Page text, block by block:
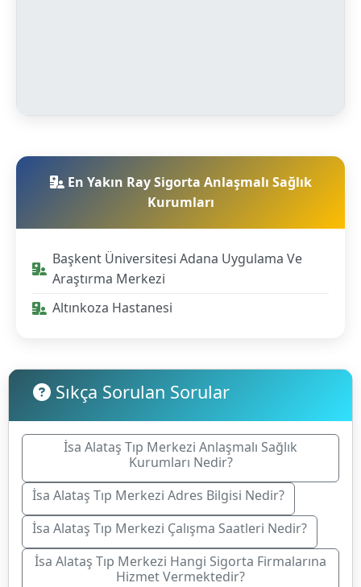
En Yakın Ray Sigorta Anlaşmalı Sağlık
Kurumları
Başkent Üniversitesi Adana Uygulama Ve
Araştırma Merkezi
Altınkoza Hastanesi
Sıkça Sorulan Sorular
İsa Alataş Tıp Merkezi Anlaşmalı Sağlık
Kurumları Nedir?
İsa Alataş Tıp Merkezi Adres Bilgisi Nedir?
İsa Alataş Tıp Merkezi Çalışma Saatleri Nedir?
İsa Alataş Tıp Merkezi Hangi Sigorta Firmalarına
Hizmet Vermektedir?